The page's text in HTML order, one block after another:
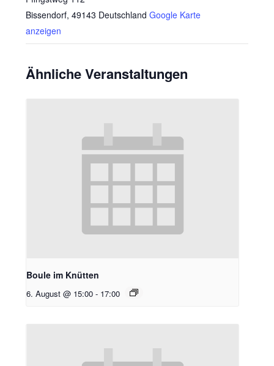
Bissendorf, 49143 Deutschland Google Karte
anzeigen
Ähnliche Veranstaltungen
Boule im Knütten
6. August @ 15:00 - 17:00